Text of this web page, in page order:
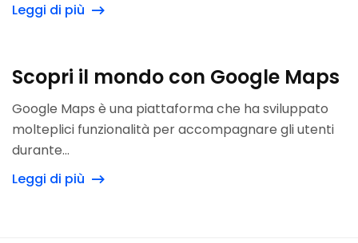
Leggi di più
Scopri il mondo con Google Maps
Google Maps è una piattaforma che ha sviluppato
molteplici funzionalità per accompagnare gli utenti
durante...
Leggi di più